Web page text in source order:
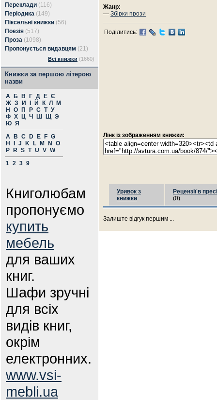
Переклади (116)
Періодика (149)
Піксельні книжки (56)
Поезія (517)
Проза (1098)
Пропонується видавцям (21)
Всі книжки (1660)
Книжки за першою літерою
назви
А Б В Г Д Е Є
Ж З И Й К Л
М
Н
О П Р С Т У
Ф Х Ц Ч Ш Щ Э
Ю Я
A
B C D E F G
H
J K L M N
O
P
R S T U V W
1 2 3 9
Книголюбам
пропонуємо
купить
мебель
для ваших
книг.
Шафи зручні
для всіх
видів книг,
окрім
електронних.
www.vsi-
mebli.ua
Жанр:
— Збірки прози
Поділитись:
Лінк із зображенням книжки:
Уривок з
книжки
Рецензії в пресі
(0)
Залиште відгук першим ...